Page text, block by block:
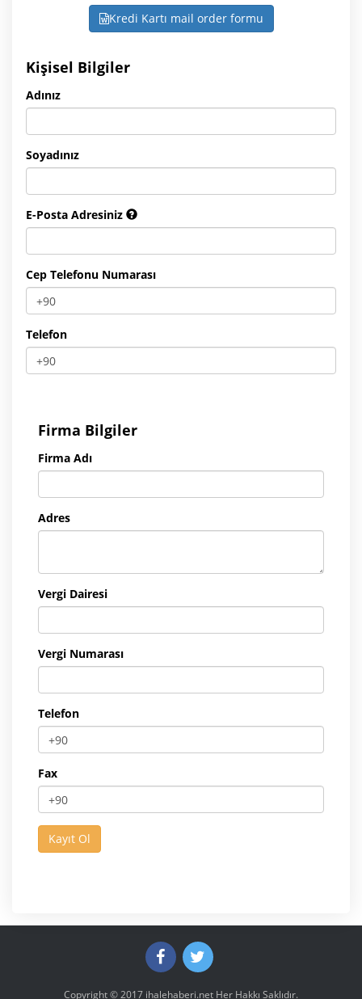
Kredi Kartı mail order formu
Kişisel Bilgiler
Adınız
Soyadınız
E-Posta Adresiniz
Cep Telefonu Numarası
Telefon
Firma Bilgiler
Firma Adı
Adres
Vergi Dairesi
Vergi Numarası
Telefon
Fax
Copyright © 2017 ihalehaberi.net Her Hakkı Saklıdır.